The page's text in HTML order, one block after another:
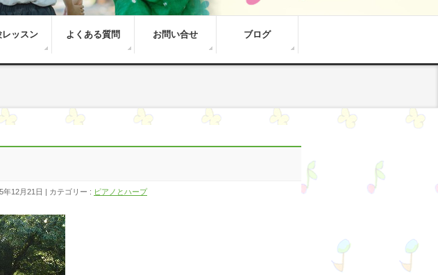
レッスン よくある質問 お問い合せ ブログ
年12月21日 カテゴリー : ピアノとハープ